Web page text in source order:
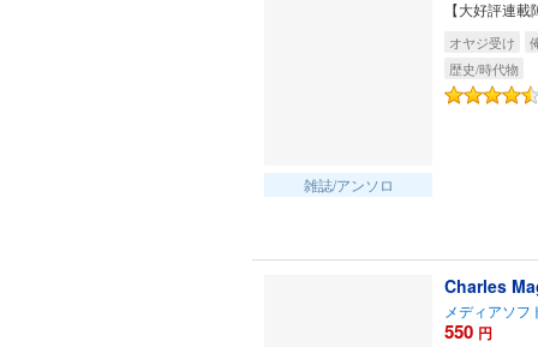
雑誌/アンソロ
【大好評連
オヤジ受け
歴史/時代物
Charles
メディアソフ
550 円